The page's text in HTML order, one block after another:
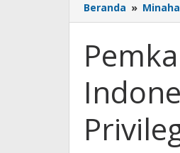
Beranda »